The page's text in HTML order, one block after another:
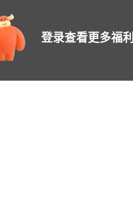
登录查看更多福